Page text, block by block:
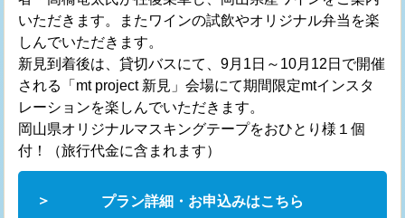
いただきます。またワインの試飲やオリジナル弁当を楽
しんでいただきます。
新見到着後は、貸切バスにて、9月1日～10月12日で開催
される「mt project 新見」会場にて期間限定mtインスタ
レーションを楽しんでいただきます。
岡山県オリジナルマスキングテープをおひとり様１個
付！（旅行代金に含まれます）
プラン詳細・お申込みはこちら